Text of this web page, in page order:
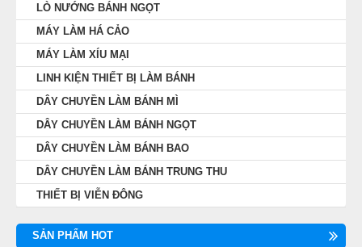
LÒ NƯỚNG BÁNH NGỌT
MÁY LÀM HÁ CẢO
MÁY LÀM XÍU MẠI
LINH KIỆN THIẾT BỊ LÀM BÁNH
DÂY CHUYỀN LÀM BÁNH MÌ
DÂY CHUYỀN LÀM BÁNH NGỌT
DÂY CHUYỀN LÀM BÁNH BAO
DÂY CHUYỀN LÀM BÁNH TRUNG THU
THIẾT BỊ VIỄN ĐÔNG
SẢN PHẨM HOT